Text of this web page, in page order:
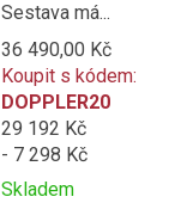
Sestava má...
36 490,00 Kč
Koupit s kódem:
DOPPLER20
29 192 Kč
- 7 298 Kč
Skladem